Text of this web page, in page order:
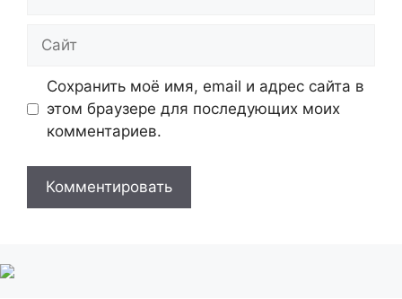
Сайт
Сохранить моё имя, email и адрес сайта в
этом браузере для последующих моих
комментариев.